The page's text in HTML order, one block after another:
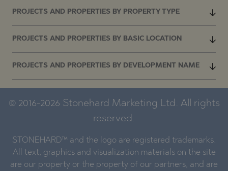
PROJECTS AND PROPERTIES BY PROPERTY TYPE
PROJECTS AND PROPERTIES BY BASIC LOCATION
PROJECTS AND PROPERTIES BY DEVELOPMENT NAME
© 2016-2026 Stonehard Marketing Ltd. All rights
reserved.
STONEHARD™ and the logo are registered trademarks.
All text, graphics and visualization materials on the site
are our property or the property of our partners, and are